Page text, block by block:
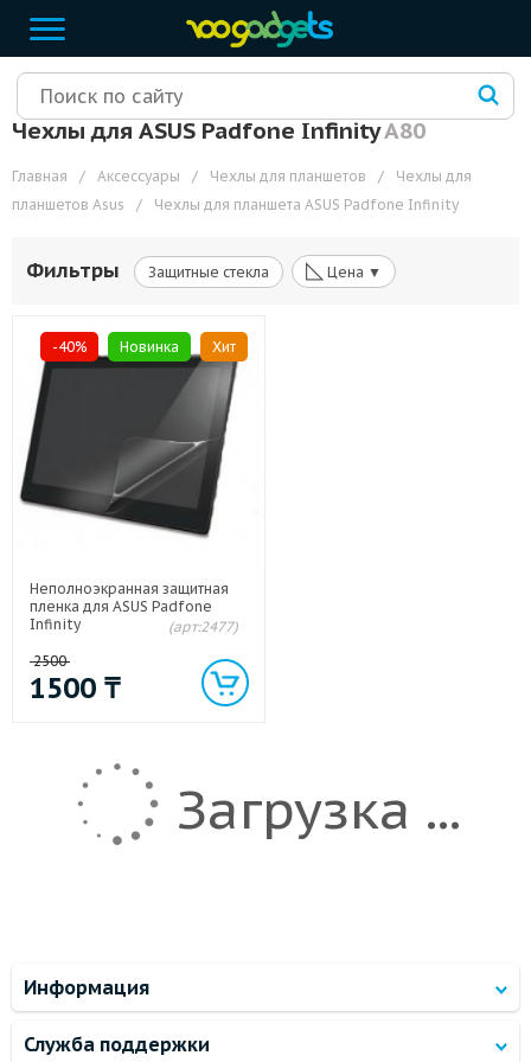
Чехлы для ASUS Padfone InfinityA80
Главная / Аксессуары / Чехлы для планшетов /
Чехлы для
планшетов Asus
/ Чехлы для планшета ASUS Padfone Infinity
Фильтры Защитные стекла ◺ Цена ▼
-40% Новинка Хит
Неполноэкранная защитная
пленка для ASUS Padfone
Infinity
(арт:2477)
2500
1500 ₸
Загрузка ...
Информация
Служба поддержки